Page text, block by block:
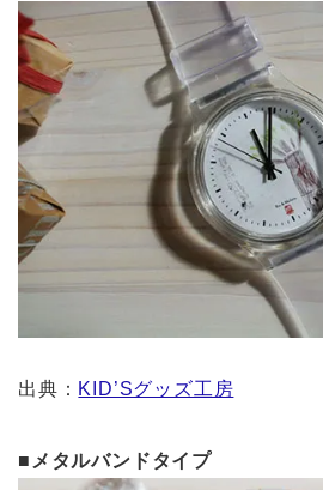
出典： KID’Sグッズ工房
■メタルバンドタイプ